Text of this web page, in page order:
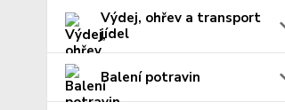
Výdej, ohřev a transport
jídel
Balení potravin